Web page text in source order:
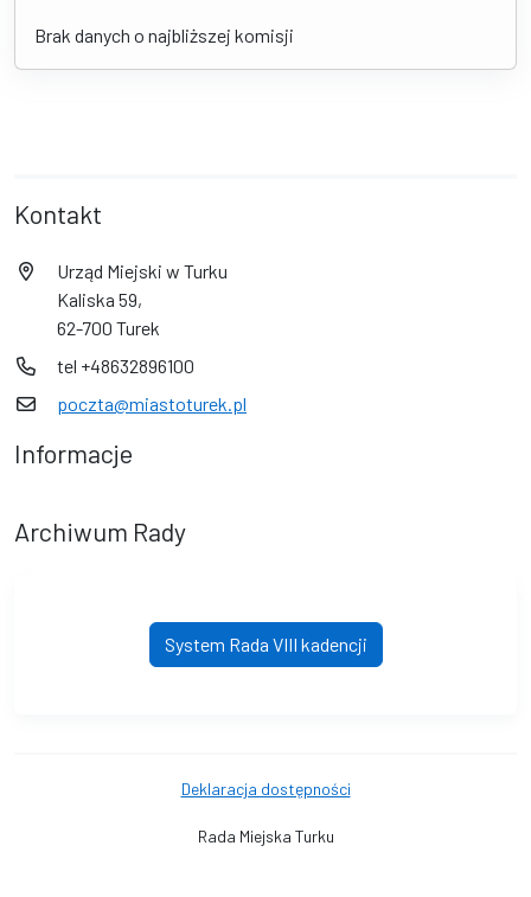
Brak danych o najbliższej komisji
Kontakt
Urząd Miejski w Turku
Kaliska 59,
62-700 Turek
tel +48632896100
poczta@miastoturek.pl
Informacje
Archiwum Rady
System Rada VIII kadencji
Rada Miejska Turku
Deklaracja dostępności